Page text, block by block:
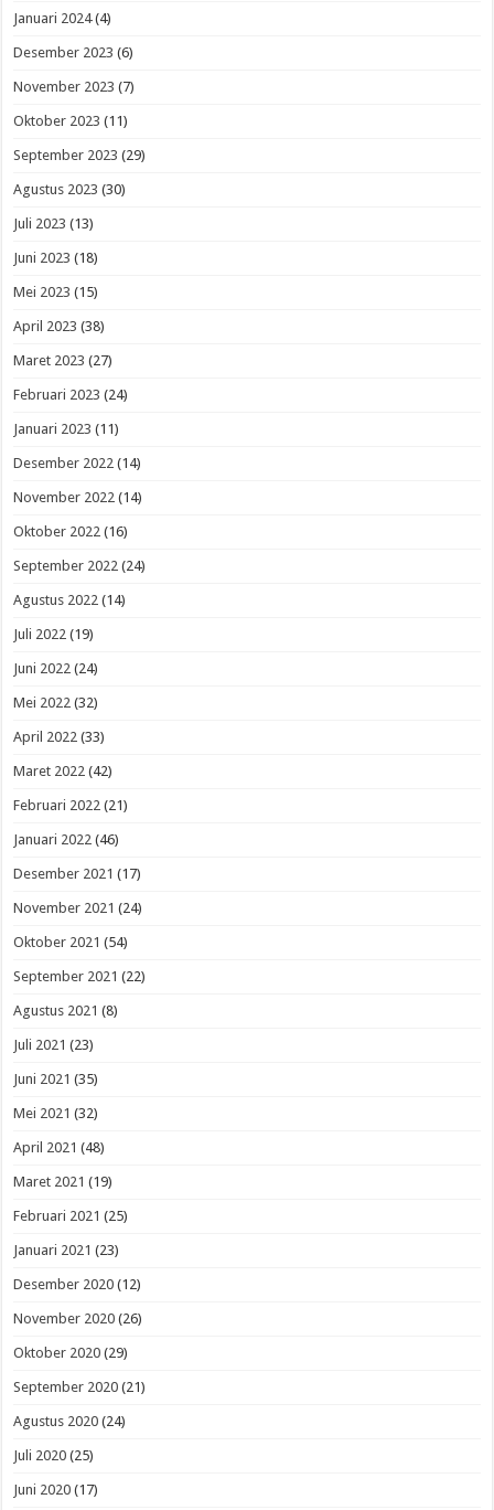
Januari 2024(4)
Desember 2023 (6)
November 2023 (7)
Oktober 2023 (11)
September 2023 (29)
Agustus 2023 (30)
Juli 2023 (13)
Juni 2023 (18)
Mei 2023 (15)
April 2023 (38)
Maret 2023 (27)
Februari 2023 (24)
Januari 2023 (11)
Desember 2022 (14)
November 2022 (14)
Oktober 2022 (16)
September 2022 (24)
Agustus 2022 (14)
Juli 2022 (19)
Juni 2022 (24)
Mei 2022 (32)
April 2022 (33)
Maret 2022 (42)
Februari 2022 (21)
Januari 2022 (46)
Desember 2021 (17)
November 2021 (24)
Oktober 2021 (54)
September 2021 (22)
Agustus 2021 (8)
Juli 2021 (23)
Juni 2021 (35)
Mei 2021 (32)
April 2021 (48)
Maret 2021 (19)
Februari 2021 (25)
Januari 2021 (23)
Desember 2020 (12)
November 2020 (26)
Oktober 2020 (29)
September 2020 (21)
Agustus 2020 (24)
Juli 2020 (25)
Juni 2020 (17)